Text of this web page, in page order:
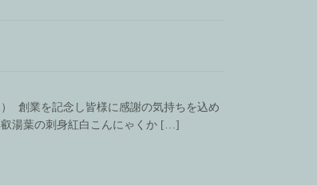
創業を記念し皆様に感謝の気持ちを込め
湯葉の刺身紅白こんにゃくか […]